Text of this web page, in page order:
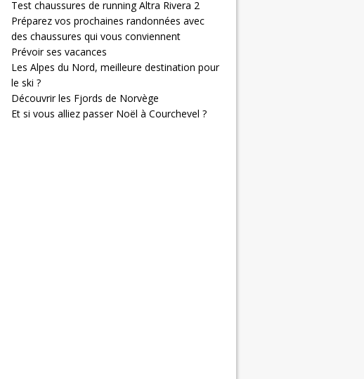
Test chaussures de running Altra Rivera 2
Préparez vos prochaines randonnées avec
des chaussures qui vous conviennent
Prévoir ses vacances
Les Alpes du Nord, meilleure destination pour
le ski ?
Découvrir les Fjords de Norvège
Et si vous alliez passer Noël à Courchevel ?